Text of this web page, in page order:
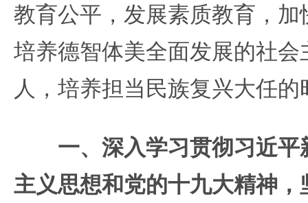
教育公平，发展素质教育，
培养德智体美全面发展的社
人，培养担当民族复兴大任
一、深入学习贯彻习近
主义思想和党的十九大精神